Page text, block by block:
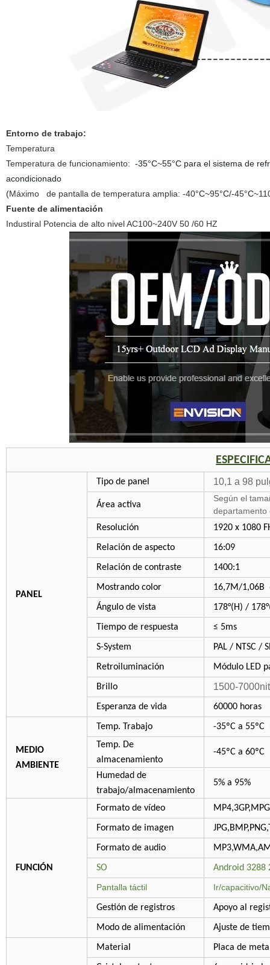
Entorno de trabajo:
Temperatura
Temperatura de funcionamiento: -35°C~55°C para el sistema de
acondicionado
(Máximo de pantalla de temperatura amplia: -40°C~95°C/-45°C~
Fuente de alimentación
Industiral Potencia de alto nivel AC100~240V 50 /60 HZ
PANEL
Tipo de panel 10,1 a 98
Área activa
Según el
departamento
Resolución
1920 x 1080
Relación de aspecto 16:09
Relación de contraste 1400:1
Mostrando color 16,7M/1,06B
Ángulo de vista 178°(H) /
Tiempo de respuesta ≤ 5ms
S-System PAL / NTSC /
Retroiluminación Módulo LED
Brillo 1500-
Esperanza de vida 60000 horas
MEDIO
AMBIENTE
Temp. Trabajo -35ºC a 55ºC
Temp. De
almacenamiento
-45ºC a 60ºC
Humedad de
trabajo/almacenamiento
5% a 95%
FUNCIÓN
Formato de vídeo
Formato de imagen
Formato de audio
SO
Android 3288
Pantalla táctil
Ir/capacitivo/
Gestión de registros Apoyo al
Modo de alimentación Ajuste de
Material Placa de